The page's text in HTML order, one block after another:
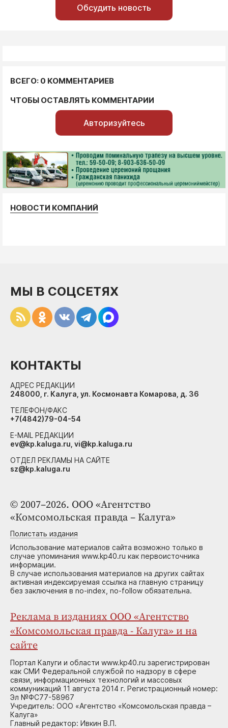
Обсудить новость
ВСЕГО: 0 КОММЕНТАРИЕВ
ЧТОБЫ ОСТАВЛЯТЬ КОММЕНТАРИИ
Авторизуйтесь
НОВОСТИ КОМПАНИЙ
© 2007–2026. ООО «Агентство
«Комсомольская правда – Калуга»
Полистать издания
Использование материалов сайта возможно только в
случае упоминания www.kp40.ru как первоисточника
информации.
В случае использования материалов на других сайтах
активная индексируемая ссылка на главную страницу
без заключения в no-index, no-follow обязательна.
Реклама в изданиях ООО «Агентство
«Комсомольская правда - Калуга» и на
сайте
Портал Калуги и области www.kp40.ru зарегистрирован
как СМИ Федеральной службой по надзору в сфере
связи, информационных технологий и массовых
коммуникаций 11 августа 2014 г. Регистрационный номер:
Эл №ФС77-58967
Учредитель: ООО «Агентство «Комсомольская правда –
Калуга»
Главный редактор: Ивкин В.П.
МЫ В СОЦСЕТЯХ
КОНТАКТЫ
АДРЕС РЕДАКЦИИ
248000, г. Калуга, ул. Космонавта Комарова, д. 36
ТЕЛЕФОН/ФАКС
+7(4842)79-04-54
E-MAIL РЕДАКЦИИ
ev@kp.kaluga.ru, vi@kp.kaluga.ru
ОТДЕЛ РЕКЛАМЫ НА САЙТЕ
sz@kp.kaluga.ru